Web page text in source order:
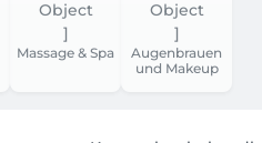
Massage & Spa
Augenbrauen
und Makeup